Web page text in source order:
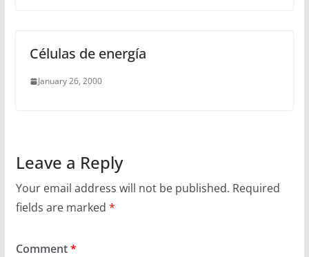
Células de energía
January 26, 2000
Leave a Reply
Your email address will not be published. Required
fields are marked *
Comment*